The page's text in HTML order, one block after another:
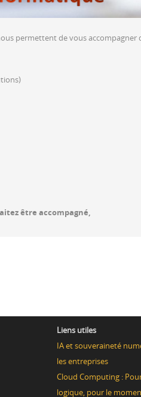
permettent de vous accompagner
être accompagné,
Liens utiles
IA et souveraineté
les entreprises
Cloud Computing :
logique, pour le